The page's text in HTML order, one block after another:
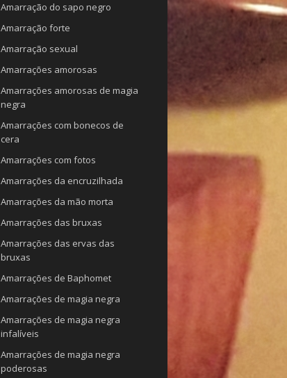
Amarração do sapo negro
Amarração forte
Amarração sexual
Amarrações amorosas
Amarrações amorosas de magia
negra
Amarrações com bonecos de
cera
Amarrações com fotos
Amarrações da encruzilhada
Amarrações da mão morta
Amarrações das bruxas
Amarrações das ervas das
bruxas
Amarrações de Baphomet
Amarrações de magia negra
Amarrações de magia negra
infalíveis
Amarrações de magia negra
poderosas